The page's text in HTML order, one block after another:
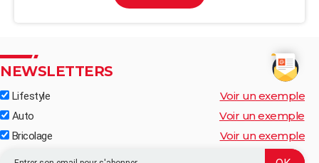
NEWSLETTERS
Lifestyle Voir un exemple
Auto Voir un exemple
Bricolage Voir un exemple